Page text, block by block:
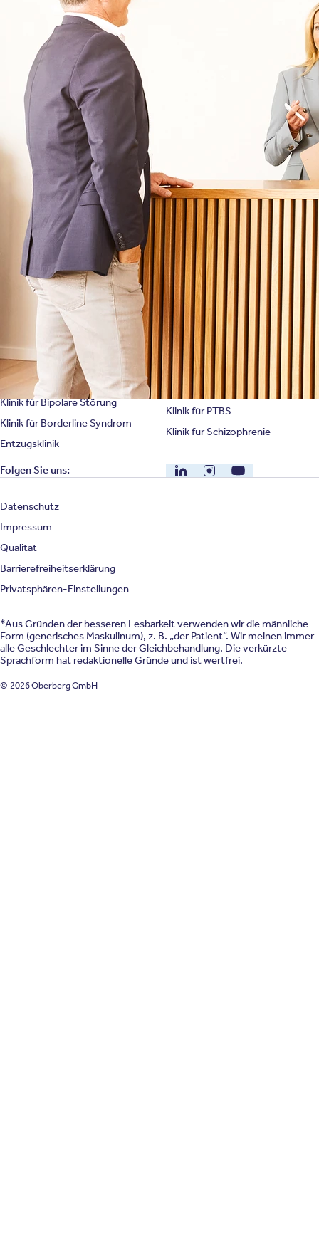
Für Angehörige
Über Oberberg
Kliniken für Kinder & Jugendlichen
Krankheitsbilder & Therapien
Behandlungsfelder
Therapien
Symptome & Beschwerden
Selbsttests
Presse
Bewertungen
Karriere
Unternehmensfakten
Spezialisierte Kliniken
Klinik für Depression
Klinik für Burnout
Klinik für Angststörung
Klinik für Zwangsstörung
Klinik für Persönlichkeitsstörung
Klinik für Bipolare Störung
Klinik für Borderline Syndrom
Entzugsklinik
Suchtklinik
Klinik für Anorexie
Klinik für Erschöpfung
Klinik für Essstörung
Klinik für Mediensucht
Klinik für Psychose
Klinik für PTBS
Klinik für Schizophrenie
Folgen Sie uns: LinkedInInstagramYouTube
Datenschutz
Impressum
Qualität
Barrierefreiheitserklärung
Privatsphären-Einstellungen
*Aus Gründen der besseren Lesbarkeit verwenden wir die männliche
Form (generisches Maskulinum), z. B. „der Patient“. Wir meinen immer
alle Geschlechter im Sinne der Gleichbehandlung. Die verkürzte
Sprachform hat redaktionelle Gründe und ist wertfrei.
© 2026 Oberberg GmbH